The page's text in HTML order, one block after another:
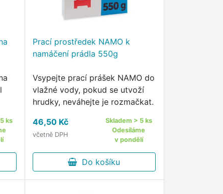
ks
Prací prostředek NAMO k
namáčení prádla 550g
Vsypejte prací prášek NAMO do
vlažné vody, pokud se utvoží
hrudky, neváhejte je rozmačkat.
46,50 Kč
včetně DPH
Skladem > 5 ks
Odesíláme
v pondělí
Do košíku